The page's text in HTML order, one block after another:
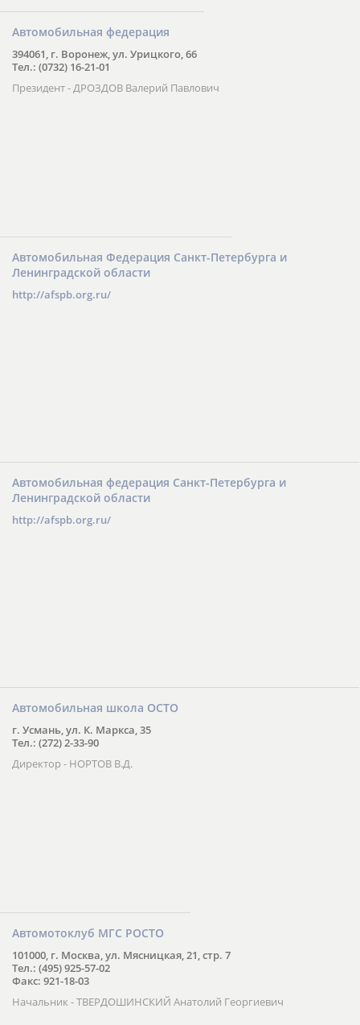
Автомобильная федерация
394061, г. Воронеж, ул. Урицкого, 66
Тел.: (0732) 16-21-01
Президент - ДРОЗДОВ Валерий Павлович
Автомобильная Федерация Санкт-Петербурга и
Ленинградской области
http://afspb.org.ru/
Автомобильная федерация Санкт-Петербурга и
Ленинградской области
http://afspb.org.ru/
Автомобильная школа ОСТО
г. Усмань, ул. К. Маркса, 35
Тел.: (272) 2-33-90
Директор - НОРТОВ В.Д.
Автомотоклуб МГС РОСТО
101000, г. Москва, ул. Мясницкая, 21, стр. 7
Тел.: (495) 925-57-02
Факс: 921-18-03
Начальник - ТВЕРДОШИНСКИЙ Анатолий Георгиевич